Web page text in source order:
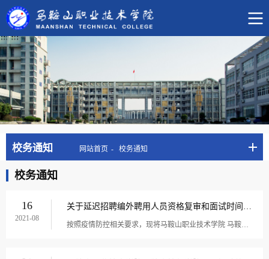
校务通知 网站首页 校务通知
校务通知
16
2021-08
关于延迟招聘编外聘用人员资格复审和面试时间的通知
按照疫情防控相关要求，现将马鞍山职业技术学院 马鞍山技师学院2021年公开招聘编外聘用人员资格复审及领取面试通知书和面试有关安排公告如下： 1.资格复审时间改为：2021年8月27日上午9：00-11:302.资格复审地点：马鞍山职业技术学院 马鞍山技师学院行政楼...